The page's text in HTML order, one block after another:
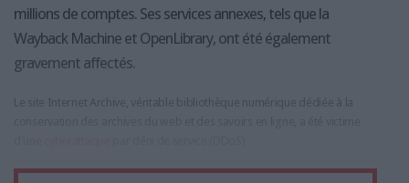
millions de comptes. Ses services annexes, tels que la
Wayback Machine et OpenLibrary, ont été également
gravement affectés.
Le site Internet Archive, véritable bibliothèque numérique dédiée à la